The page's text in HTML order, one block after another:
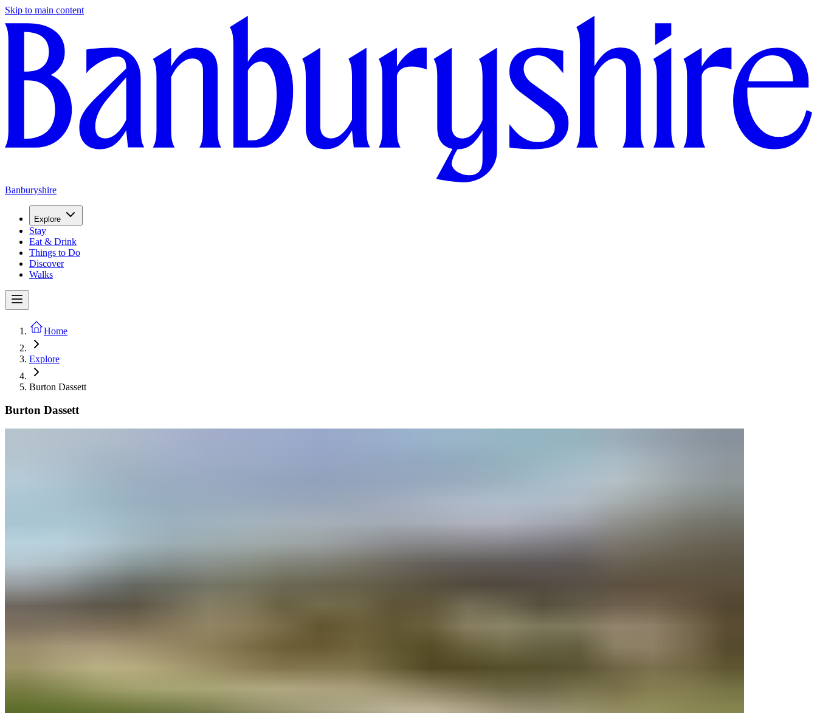
Skip to main content
Banburyshire
Explore
Stay
Eat & Drink
Things to Do
Discover
Walks
Home
Explore
Burton Dassett​​​​‌ ‍ ​‍​‍‌‍ ‌ ​‍‌‍‍‌‌‍‌ ‌‍‍‌‌‍ ‍​‍​‍​ ‍‍​‍​‍‌ ​ ‌‍​‌‌‍ ‍‌‍‍‌‌ ‌​‌ ‍‌​‍ ‍‌‍‍‌‌‍ ​‍​‍​‍ ​​‍​‍‌‍‍​‌ ​‍‌‍‌‌‌‍‌‍​‍​‍​ ‍‍​‍​‍‌‍‍​‌ ‌​‌ ‌​‌ ​​​ ‍‍​‍ ​‍ ‌‍ ​‌‍ ‌‍​ ‌‍​‌‌‍ ​‌‍‍​‌‍ ‌ ​ ‌ ‌​​ ‍‍​ ​ ​ ​ ​ ​ ​ ​ ​‍ ‌‍‍‌‌‍ ‍‌ ‌​‌‍‌‌‌‍ ‍‌ ‌​​‍ ‌‍‌‌‌‍‌​‌‍‍‌‌ ‌​​‍ ‌‍ ‌‌‍ ‌‍‌​‌‍‌‌​ ‌‌ ​​‌ ​‍‌‍‌‌‌ ​ ‌‍‌‌‌‍ ‍‌ ‌​‌‍​‌‌ ‌​‌‍‍‌‌‍ ‌‍ ‍​ ‍ ‌‍‍‌‌‍‌​​ ‌‌‍‌‍​ ​ ​ ‍‌​ ‌‌​ ​​‌‍​ ​ ​‌‌‍‌​​‍ ‌‌‍​‍​ ‍​‌‍​‍‌‍​‍​‍ ‌​ ‌​​ ​‌​ ​‌​ ‍​​‍ ‌​ ‍‌​ ​‍​ ‌‍‌‍​‌​‍ ‌‌‍‌‍​ ‌‌​ ​ ​ ‍​​ ​‍​ ‌‌‌‍​‍​ ‌‌​ ‌‍​ ‌‌‌‍​‍​ ​‍​ ‍ ‌ ‌​‌ ‍‌‌ ​​‌‍‌‌​ ‌‌‍​‌‌ ​‍‌‍‌‌‌‍​‌​ ‍ ‌ ​​‌‍​‌‌ ‌​‌‍‍​​ ‌‌‍‍​‌‍‌‌‌ ​‍‌‍ ​‍ ‍‌ ‌​‌‍‍‌‌ ‌​‌‍ ​‌‍‌‌​ ‌‍​‍‌‍​‌‌ ​ ‌‍‌‌‌‌‌‌‌ ​‍‌‍ ​​ ‌‌‍‍​‌ ‌​‌ ‌​‌ ​​​‍‌‌​ ​ ‌​​‌​‍‌‌​ ​‍‌​‌‍​‍‌‌​ ​‍‌​‌‍‌‍ ​‌‍ ‌‍​ ‌‍​‌‌‍ ​‌‍‍​‌‍ ‌ ​ ‌ ‌​​‍‌‌​ ​ ‌​​‌​ ​ ​ ​ ​ ​ ​ ​ ​‍‌‍‌‍‍‌‌‍‌​​ ‌‌‍‌‍​ ​ ​ ‍‌​ ‌‌​ ​​‌‍​ ​ ​‌‌‍‌​​‍ ‌‌‍​‍​ ‍​‌‍​‍‌‍​‍​‍ ‌​ ‌​​ ​‌​ ​‌​ ‍​​‍ ‌​ ‍‌​ ​‍​ ‌‍‌‍​‌​‍ ‌‌‍‌‍​ ‌‌​ ​ ​ ‍​​ ​‍​ ‌‌‌‍​‍​ ‌‌​ ‌‍​ ‌‌‌‍​‍​ ​‍​‍‌‍‌ ‌​‌ ‍‌‌ ​​‌‍‌‌​ ‌‌‍​‌‌ ​‍‌‍‌‌‌‍​‌​‍‌‍‌ ​​‌‍​‌‌ ‌​‌‍‍​​ ‌‌‍‍​‌‍‌‌‌ ​‍‌‍ ​‍ ‍‌ ‌​‌‍‍‌‌ ‌​‌‍ ​‌‍‌‌​‍‌‍‌ ​​‌‍‌‌‌ ​‍‌ ​ ‌ ​​‌‍‌‌‌‍​ ‌ ‌​‌‍‍‌‌ ‌‍‌‍‌‌​ ‌‌ ​​‌ ‌‌‌‍​‍‌‍ ​‌‍‍‌‌ ​ ‌‍‍​‌‍‌‌‌‍‌​​‍​‍‌ ‌
Burton Dassett​​​​‌ ‍ ​‍​‍‌‍ ‌ ​‍‌‍‍‌‌‍‌ ‌‍‍‌‌‍ ‍​‍​‍​ ‍‍​‍​‍‌ ​ ‌‍​‌‌‍ ‍‌‍‍‌‌ ‌​‌ ‍‌​‍ ‍‌‍‍‌‌‍ ​‍​‍​‍ ​​‍​‍‌‍‍​‌ ​‍‌‍‌‌‌‍‌‍​‍​‍​ ‍‍​‍​‍‌‍‍​‌ ‌​‌ ‌​‌ ​​​ ‍‍​‍ ​‍ ‌‍ ​‌‍ ‌‍​ ‌‍​‌‌‍ ​‌‍‍​‌‍ ‌ ​ ‌ ‌​​ ‍‍​ ​ ​ ​ ​ ​ ​ ​ ​‍ ‌‍‍‌‌‍ ‍‌ ‌​‌‍‌‌‌‍ ‍‌ ‌​​‍ ‌‍‌‌‌‍‌​‌‍‍‌‌ ‌​​‍ ‌‍ ‌‌‍ ‌‍‌​‌‍‌‌​ ‌‌ ​​‌ ​‍‌‍‌‌‌ ​ ‌‍‌‌‌‍ ‍‌ ‌​‌‍​‌‌ ‌​‌‍‍‌‌‍ ‌‍ ‍​ ‍ ‌‍‍‌‌‍‌​​ ‌‌‍‌‍​ ​ ​ ‍‌​ ‌‌​ ​​‌‍​ ​ ​‌‌‍‌​​‍ ‌‌‍​‍​ ‍​‌‍​‍‌‍​‍​‍ ‌​ ‌​​ ​‌​ ​‌​ ‍​​‍ ‌​ ‍‌​ ​‍​ ‌‍‌‍​‌​‍ ‌‌‍‌‍​ ‌‌​ ​ ​ ‍​​ ​‍​ ‌‌‌‍​‍​ ‌‌​ ‌‍​ ‌‌‌‍​‍​ ​‍​ ‍ ‌ ‌​‌ ‍‌‌ ​​‌‍‌‌​ ‌‌‍​‌‌ ​‍‌‍‌‌‌‍​‌​ ‍ ‌ ​​‌‍​‌‌ ‌​‌‍‍​​ ‌‌‍‍​‌‍‌‌‌ ​‍‌‍ ​‍ ‍‌ ‌​‌‍‍‌‌ ‌​‌‍ ​‌‍‌‌​ ‌‍​‍‌‍​‌‌ ​ ‌‍‌‌‌‌‌‌‌ ​‍‌‍ ​​ ‌‌‍‍​‌ ‌​‌ ‌​‌ ​​​‍‌‌​ ​ ‌​​‌​‍‌‌​ ​‍‌​‌‍​‍‌‌​ ​‍‌​‌‍‌‍ ​‌‍ ‌‍​ ‌‍​‌‌‍ ​‌‍‍​‌‍ ‌ ​ ‌ ‌​​‍‌‌​ ​ ‌​​‌​ ​ ​ ​ ​ ​ ​ ​ ​‍‌‍‌‍‍‌‌‍‌​​ ‌‌‍‌‍​ ​ ​ ‍‌​ ‌‌​ ​​‌‍​ ​ ​‌‌‍‌​​‍ ‌‌‍​‍​ ‍​‌‍​‍‌‍​‍​‍ ‌​ ‌​​ ​‌​ ​‌​ ‍​​‍ ‌​ ‍‌​ ​‍​ ‌‍‌‍​‌​‍ ‌‌‍‌‍​ ‌‌​ ​ ​ ‍​​ ​‍​ ‌‌‌‍​‍​ ‌‌​ ‌‍​ ‌‌‌‍​‍​ ​‍​‍‌‍‌ ‌​‌ ‍‌‌ ​​‌‍‌‌​ ‌‌‍​‌‌ ​‍‌‍‌‌‌‍​‌​‍‌‍‌ ​​‌‍​‌‌ ‌​‌‍‍​​ ‌‌‍‍​‌‍‌‌‌ ​‍‌‍ ​‍ ‍‌ ‌​‌‍‍‌‌ ‌​‌‍ ​‌‍‌‌​‍‌‍‌ ​​‌‍‌‌‌ ​‍‌ ​ ‌ ​​‌‍‌‌‌‍​ ‌ ‌​‌‍‍‌‌ ‌‍‌‍‌‌​ ‌‌ ​​‌ ‌‌‌‍​‍‌‍ ​‌‍‍‌‌ ​ ‌‍‍​‌‍‌‌‌‍‌​​‍​‍‌ ‌